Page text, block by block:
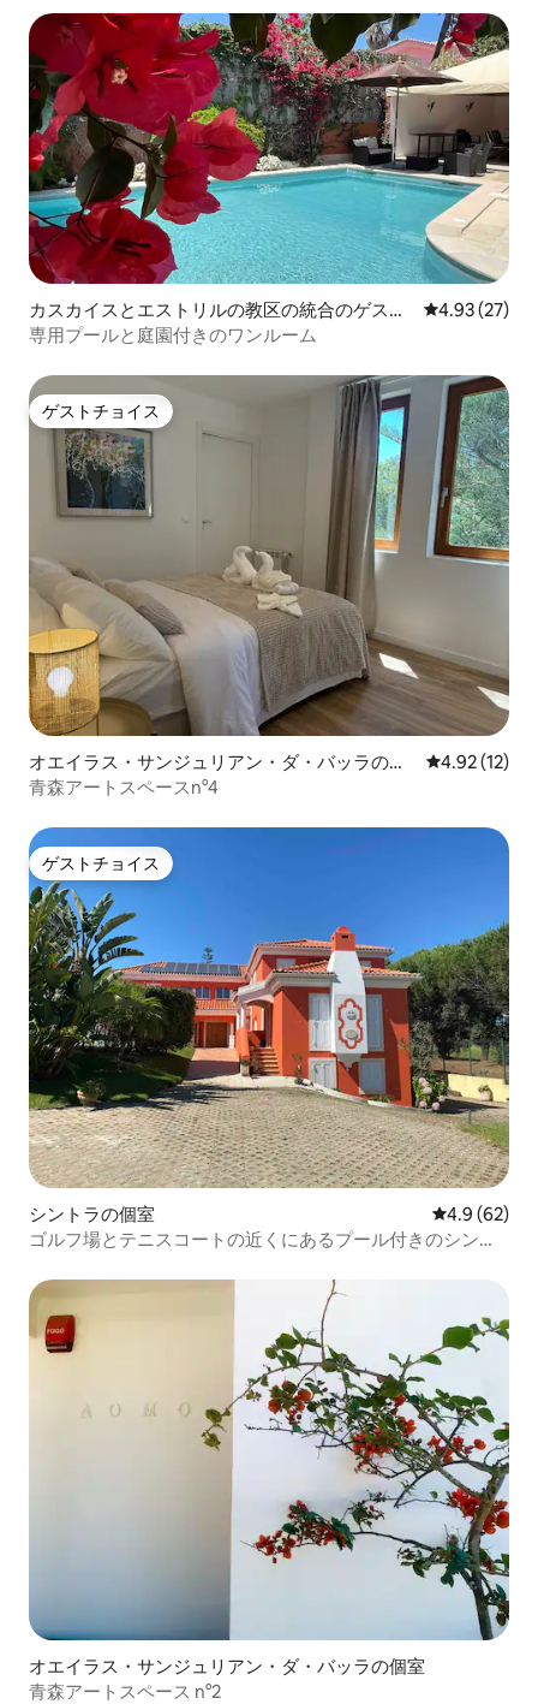
カスカイスとエストリルの教区の統合のゲスト
スイート
レビュー27
4.93 (27)
専用プールと庭園付きのワンルーム
ゲストチョイス
ゲストチョイス
オエイラス・サンジュリアン・ダ・バッラの個
室
レビュー12
4.92 (12)
青森アートスペースn°4
ゲストチョイス
ゲストチョイス
シントラの個室 レビュー62
4.9 (62)
ゴルフ場とテニスコートの近くにあるプール付きのシント
オエイラス・サンジュリアン・ダ・バッラの個室
青森アートスペース n°2